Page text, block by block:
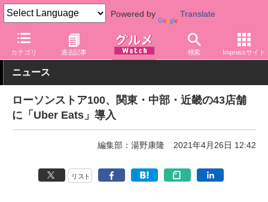
Powered by Translate
カテゴリ 過去記事 検索 Impressサイト
グルメ Watch サービス デリバリー
ニュース
ローソンストア100、関東・中部・近畿の43店舗
に「Uber Eats」導入
編集部：湯野康隆 2021年4月26日 12:42
リスト